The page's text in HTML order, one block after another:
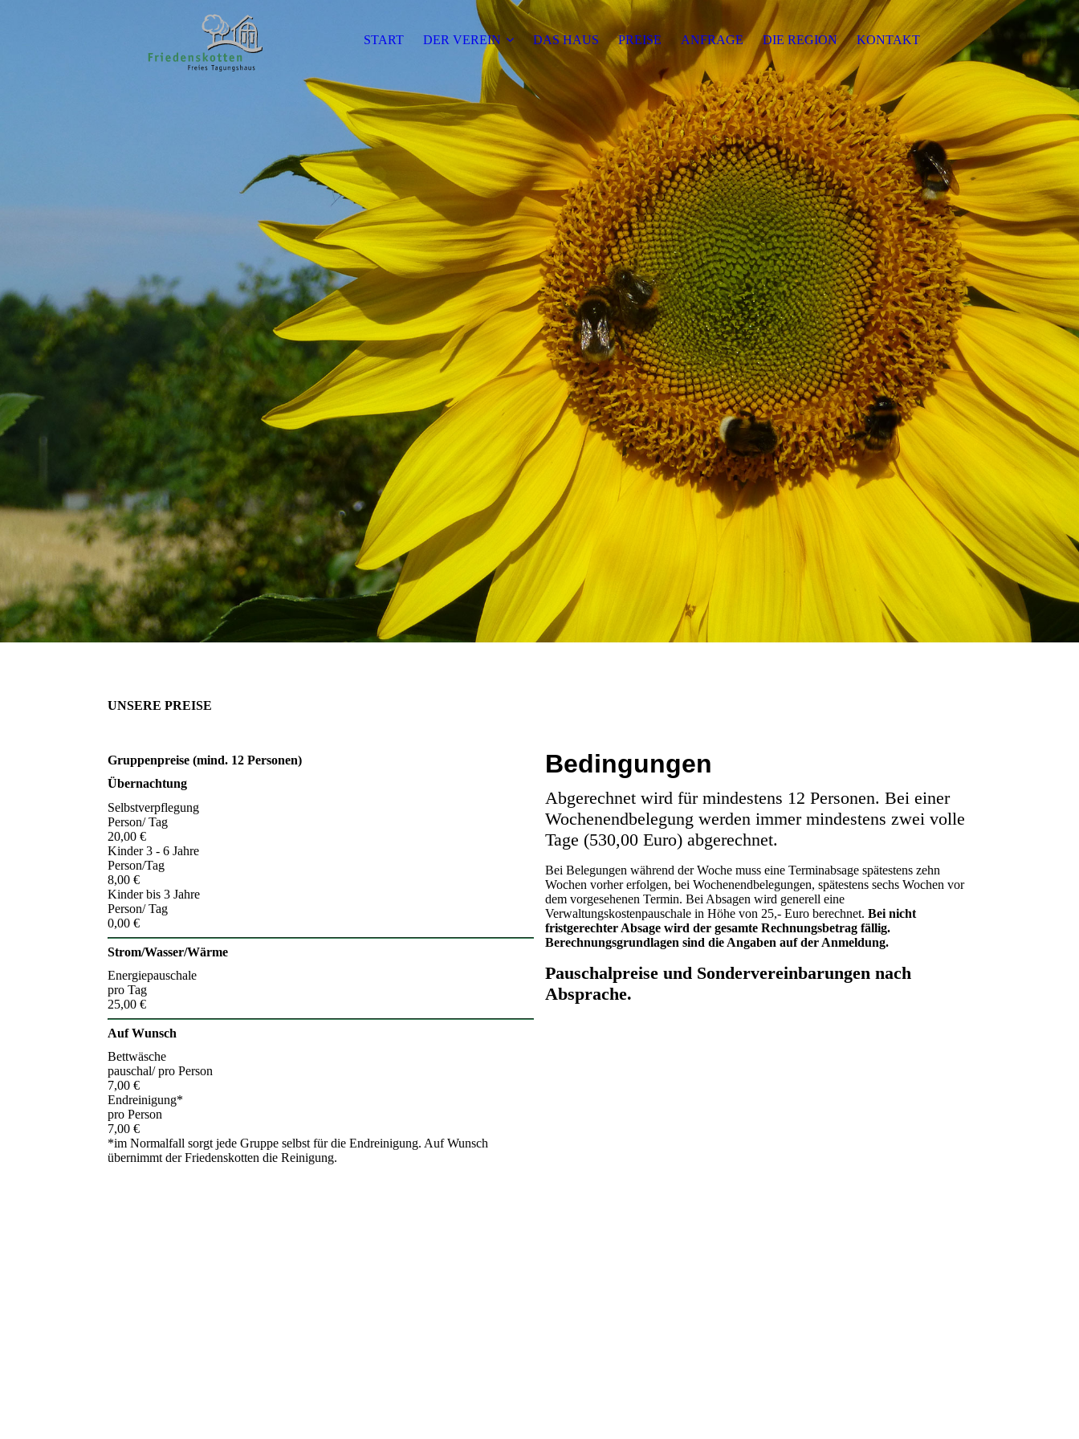
START DER VEREIN DAS HAUS PREISE ANFRAGE DIE REGION KONTAKT
UNSERE PREISE
Gruppenpreise (mind. 12 Personen)
Übernachtung
Selbstverpflegung
Person/ Tag
20,00 €
Kinder 3 - 6 Jahre
Person/Tag
8,00 €
Kinder bis 3 Jahre
Person/ Tag
0,00 €
Strom/Wasser/Wärme
Energiepauschale
pro Tag
25,00 €
Auf Wunsch
Bettwäsche
pauschal/ pro Person
7,00 €
Endreinigung*
pro Person
7,00 €
*im Normalfall sorgt jede Gruppe selbst für die Endreinigung. Auf Wunsch
übernimmt der Friedenskotten die Reinigung.
Bedingungen
Abgerechnet wird für mindestens 12 Personen. Bei einer
Wochenendbelegung werden immer mindestens zwei volle
Tage (530,00 Euro) abgerechnet.
Bei Belegungen während der Woche muss eine Terminabsage spätestens zehn
Wochen vorher erfolgen, bei Wochenendbelegungen, spätestens sechs Wochen vor
dem vorgesehenen Termin. Bei Absagen wird generell eine
Verwaltungskostenpauschale in Höhe von 25,- Euro berechnet.Bei nicht
fristgerechter Absage wird der gesamte Rechnungsbetrag fällig.
Berechnungsgrundlagen sind die Angaben auf der Anmeldung.
Pauschalpreise und Sondervereinbarungen nach
Absprache.